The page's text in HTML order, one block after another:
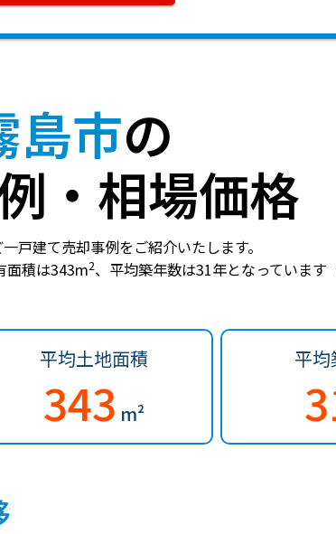
島市の
・相場価格
戸建て売却事例をご紹介いたします。
面積は343m2、 平均築年数は31年となっています
平均土地面積
343 m²
平均